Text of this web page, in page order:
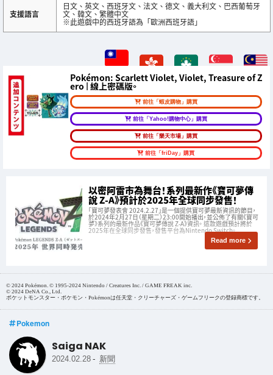
支援語言
日文、英文、西班牙文、法文、德文、義大利文、巴西葡萄牙
文、韓文、繁體中文
※此遊戲中的西班牙語為「歐洲西班牙語」
Pokémon: Scarlett Violet, Violet, Treasure of Z
ero | 線上密碼版。
前往「蝦皮購物」購買
前往「Yahoo!購物中心」購買
前往「樂天市場」購買
前往「friDay」購買
以密阿雷市為舞台！系列最新作《寶可夢傳
說 Z-A》預計於2025年全球同步發售！
「寶可夢發表會 2024.2.27」是一個提供寶可夢最新資訊的節目，
於2024年2月27日（星期二）23:00開始播出，並公佈了有關《寶可
夢》系列的最新作品《寶可夢傳說 Z-A》資訊。 這款遊戲預計將於
2025年在全球同步發售，發售平台為Nintendo Switch。
Read more
© 2024 Pokémon. © 1995-2024 Nintendo / Creatures Inc. / GAME FREAK inc.
© 2024 DeNA Co., Ltd.
ポケットモンスター・ポケモン・Pokémonは任天堂・クリーチャーズ・ゲームフリークの登録商標です。
Pokemon
Saiga NAK
2024.02.28 - 新聞